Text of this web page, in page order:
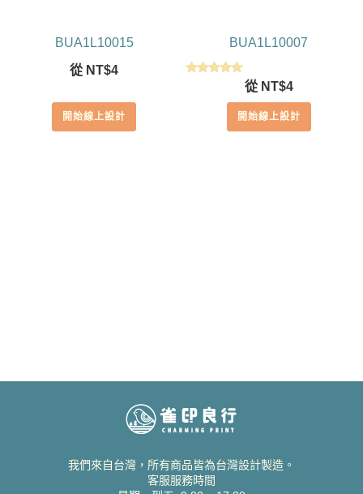
BUA1L10015
從 NT$4
開始線上設計
BUA1L10007
滿分 5
從 NT$4
開始線上設計
我們來自台灣，所有商品皆為台灣設計製造。
客服服務時間